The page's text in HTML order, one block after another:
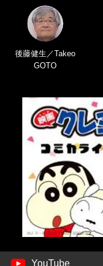
後藤健生／Takeo
GOTO
YouTube